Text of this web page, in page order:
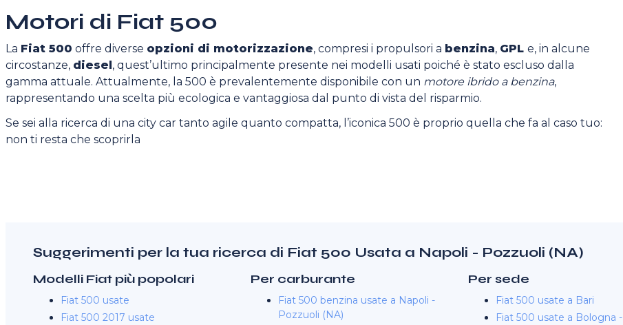
Motori di Fiat 500
La Fiat 500 offre diverse opzioni di motorizzazione, compresi i propulsori a benzina, GPL e, in alcune
circostanze, diesel, quest’ultimo principalmente presente nei modelli usati poiché è stato escluso dalla
gamma attuale. Attualmente, la 500 è prevalentemente disponibile con un motore ibrido a benzina,
rappresentando una scelta più ecologica e vantaggiosa dal punto di vista del risparmio.
Se sei alla ricerca di una city car tanto agile quanto compatta, l’iconica 500 è proprio quella che fa al caso tuo:
non ti resta che scoprirla
Suggerimenti per la tua ricerca di Fiat 500 Usata a Napoli - Pozzuoli (NA)
Modelli Fiat più popolari
Fiat 500 usate
Fiat 500 2017 usate
Per carburante
Fiat 500 benzina usate a Napoli -
Pozzuoli (NA)
Per sede
Fiat 500 usate a Bari
Fiat 500 usate a Bologna -